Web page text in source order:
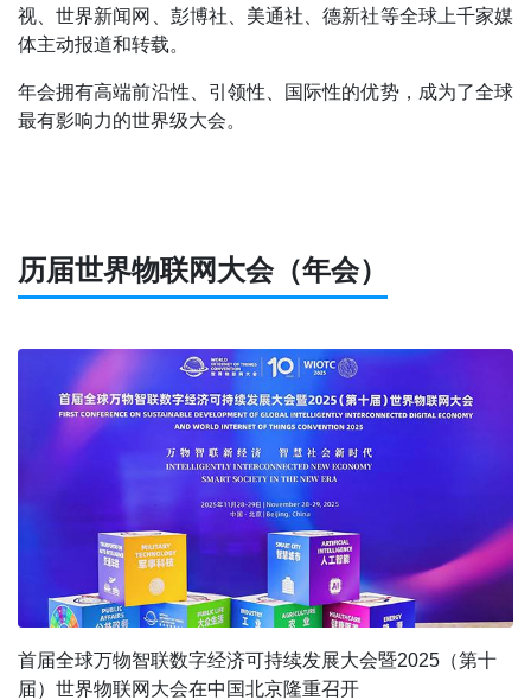
视、世界新闻网、彭博社、美通社、德新社等全球上千家媒
体主动报道和转载。
年会拥有高端前沿性、引领性、国际性的优势，成为了全球
最有影响力的世界级大会。
历届世界物联网大会（年会）
首届全球万物智联数字经济可持续发展大会暨2025（第十
届）世界物联网大会在中国北京隆重召开